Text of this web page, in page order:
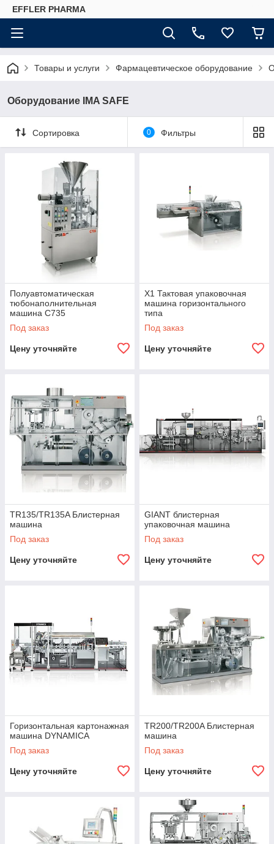
EFFLER PHARMA
Товары и услуги Фармацевтическое оборудование
Оборудование IMA SAFE
Сортировка 0 Фильтры
Полуавтоматическая
тюбонаполнительная
машина C735
Под заказ
Цену уточняйте
X1 Тактовая упаковочная
машина горизонтального
типа
Под заказ
Цену уточняйте
TR135/TR135A Блистерная
машина
Под заказ
Цену уточняйте
GIANT блистерная
упаковочная машина
Под заказ
Цену уточняйте
Горизонтальная картонажная
машина DYNAMICA
Под заказ
Цену уточняйте
TR200/TR200A Блистерная
машина
Под заказ
Цену уточняйте